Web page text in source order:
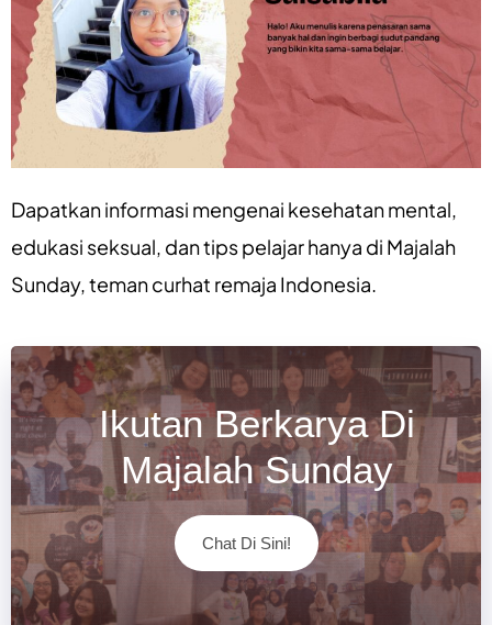
Dapatkan informasi mengenai kesehatan mental,
edukasi seksual, dantips pelajarhanya di Majalah
Sunday, teman curhat remaja Indonesia.
Ikutan Berkarya Di
Majalah Sunday
Chat Di Sini!